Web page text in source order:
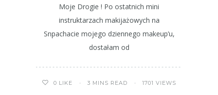
Moje Drogie ! Po ostatnich mini
instruktarzach makijażowych na
Snpachacie mojego dziennego makeup’u,
dostałam od
0 LIKE 3 MINS READ 1701 VIEWS